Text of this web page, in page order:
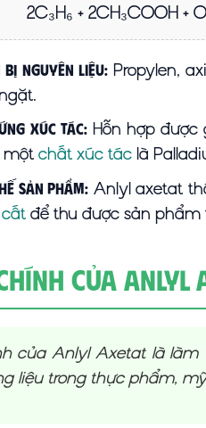
2C₃H₆ + 2CH₃COOH +
bị nguyên liệu:Propylen,
xúc tác:Hỗn hợp được
một chất xúc táclà
sản phẩm: Anlyl axetat
để thu được sản phẩm
Của Anlyl
của Anlyl Axetat là
liệu trong thực phẩm,